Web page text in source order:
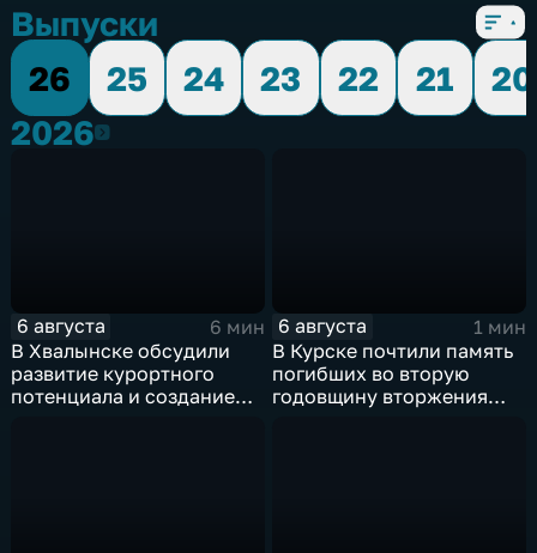
Выпуски
26
25 24 23 22 21
20
20262026
6 августа
6 мин
В Хвалынске обсудили
развитие курортного
потенциала и создание
6 августа
1 мин
В Курске почтили память
погибших во вторую
годовщину вторжения